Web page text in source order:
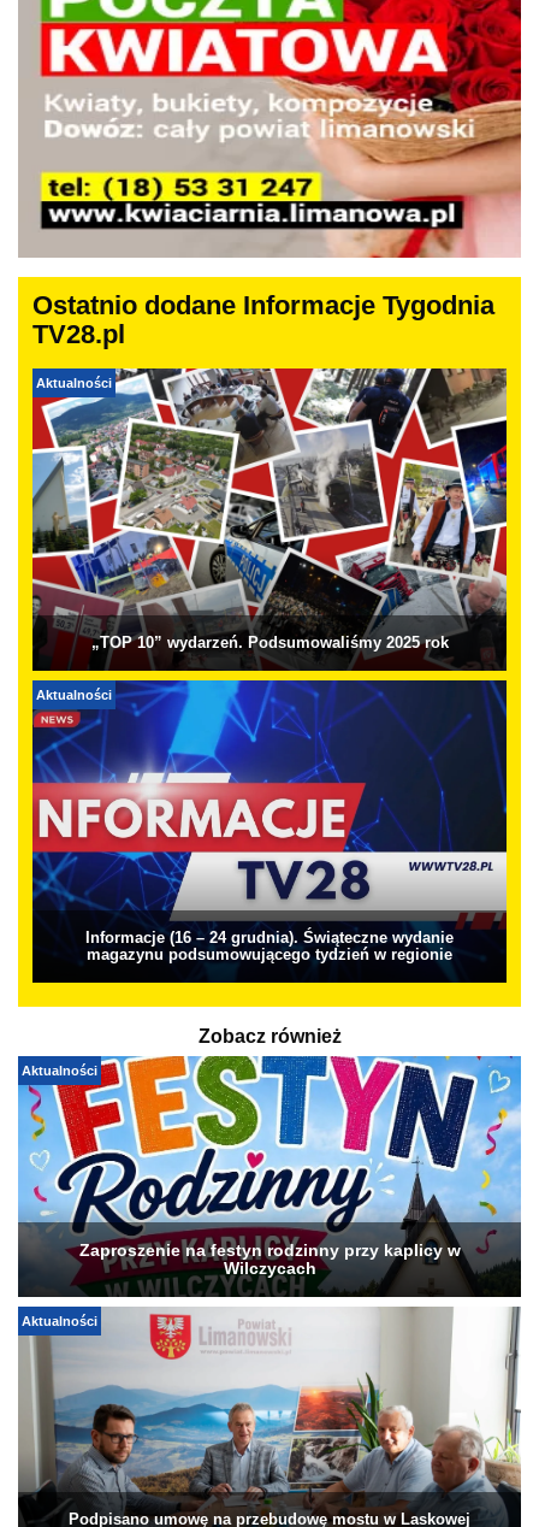
Ostatnio dodane Informacje Tygodnia
TV28.pl
Aktualności
„TOP 10” wydarzeń. Podsumowaliśmy 2025 rok
Aktualności
Informacje (16 – 24 grudnia). Świąteczne wydanie
magazynu podsumowującego tydzień w regionie
Zobacz również
Aktualności
Zaproszenie na festyn rodzinny przy kaplicy w
Wilczycach
Aktualności
Podpisano umowę na przebudowę mostu w Laskowej